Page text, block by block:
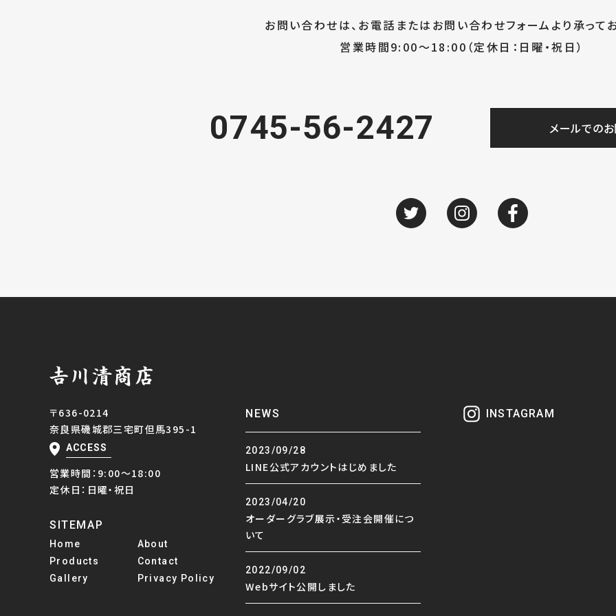
お問い合わせは、お電話または お問い合わせフォームより承ってお
営業時間9:00～18:00 （定休日：日曜・祝日）
0745-56-2427 メールでの
〒636-0214
奈良県磯城郡三宅町但馬395-1
ACCESS
営業時間：9:00～18:00
定休日：日曜・祝日
SITEMAP
Home
Products
Gallery
About
Contact
Privacy Policy
NEWS
2023/09/28
LINE公式アカウントはじめました
2023/04/20
オーダーグラブ展示・受注会開催につ
いて
2022/09/02
Webサイト公開しました
INSTAGRAM